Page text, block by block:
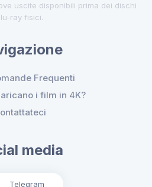
uscite disponibili prima dei dischi
ray fisici.
Frequenti
i film in 4K?
media
Telegram